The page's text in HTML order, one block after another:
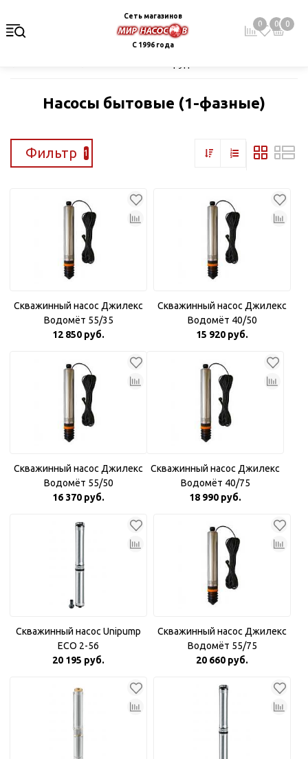
Сеть магазинов
С 1996 года
0 0 0
Насосы бытовые (1-фазные)
Фильтр 1
Скважинный насос Джилекс
Водомёт 55/35
12 850 руб.
Скважинный насос Джилекс
Водомёт 40/50
15 920 руб.
Скважинный насос Джилекс
Водомёт 55/50
16 370 руб.
Скважинный насос Джилекс
Водомёт 40/75
18 990 руб.
Скважинный насос Unipump
ECO 2-56
20 195 руб.
Скважинный насос Джилекс
Водомёт 55/75
20 660 руб.